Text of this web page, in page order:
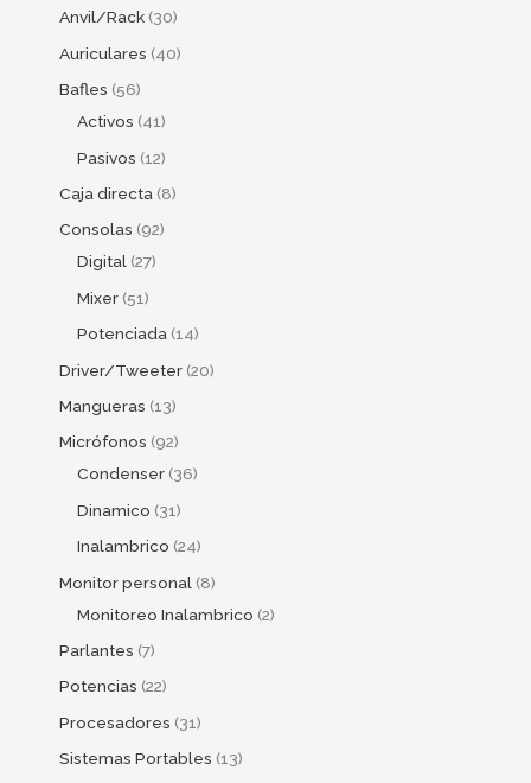
Anvil/Rack 30
Auriculares 40
Bafles 56
Activos 41
Pasivos 12
Caja directa 8
Consolas 92
Digital 27
Mixer 51
Potenciada 14
Driver/Tweeter 20
Mangueras 13
Micrófonos 92
Condenser 36
Dinamico 31
Inalambrico 24
Monitor personal 8
Monitoreo Inalambrico 2
Parlantes 7
Potencias 22
Procesadores 31
Sistemas Portables 13